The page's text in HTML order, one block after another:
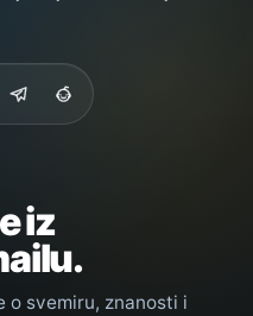
iz
o svemiru, znanosti i